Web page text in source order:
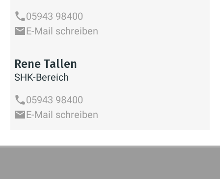
05943 98400
E-Mail schreiben
Rene Tallen
SHK-Bereich
05943 98400
E-Mail schreiben